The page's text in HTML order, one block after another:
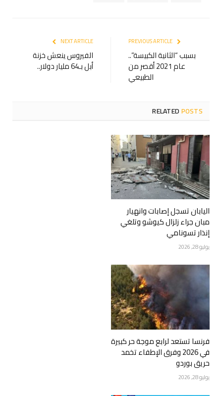
بسبب “الثانية الكبيسة”..
عام 2021 أقصر من
الطبيعي
NEXT ARTICLE
الفيروس ينعش خزنة
أبل بـ64 مليار دولار..
RELATEDPOSTS
اليابان تسجل إصابات وانهيار
مبان جراء زلزال كيوشو وتلغي
إنذار تسونامي
يوليو 28, 2026
فرنسا تستعد لرابع موجة حر كبيرة
في 2026 وفرق الإطفاء تخمد
حريق بوردو
يوليو 28, 2026